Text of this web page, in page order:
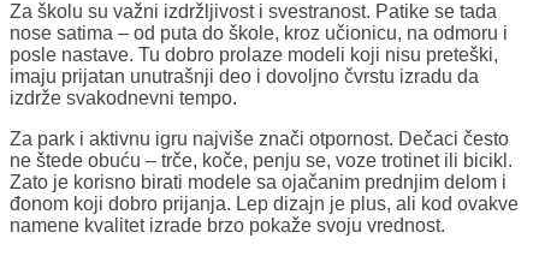
Za školu su važni izdržljivost i svestranost. Patike se tada
nose satima – od puta do škole, kroz učionicu, na odmoru i
posle nastave. Tu dobro prolaze modeli koji nisu preteški,
imaju prijatan unutrašnji deo i dovoljno čvrstu izradu da
izdrže svakodnevni tempo.
Za park i aktivnu igru najviše znači otpornost. Dečaci često
ne štede obuću – trče, koče, penju se, voze trotinet ili bicikl.
Zato je korisno birati modele sa ojačanim prednjim delom i
đonom koji dobro prijanja. Lep dizajn je plus, ali kod ovakve
namene kvalitet izrade brzo pokaže svoju vrednost.